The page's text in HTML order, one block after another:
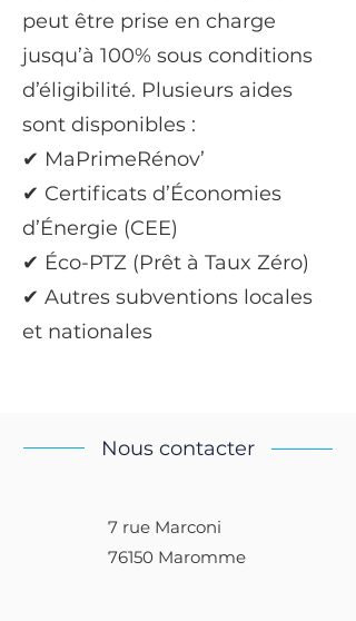
peut être prise en charge
jusqu’à 100% sous conditions
d’éligibilité. Plusieurs aides
sont disponibles :
✔ MaPrimeRénov’
✔ Certificats d’Économies
d’Énergie (CEE)
✔ Éco-PTZ (Prêt à Taux Zéro)
✔ Autres subventions locales
et nationales
Nous contacter
7 rue Marconi
76150 Maromme